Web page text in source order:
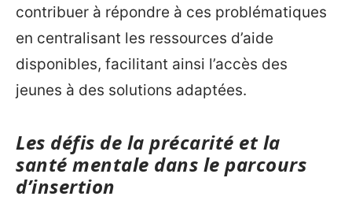
contribuer à répondre à ces problématiques
en centralisant les ressources d’aide
disponibles, facilitant ainsi l’accès des
jeunes à des solutions adaptées.
Les défis de la précarité et la
santé mentale dans le parcours
d’insertion